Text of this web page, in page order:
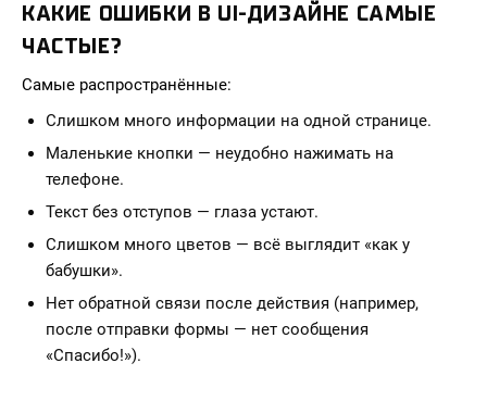
КАКИЕ ОШИБКИ В UI-ДИЗАЙНЕ САМЫЕ
ЧАСТЫЕ?
Самые распространённые:
Слишком много информации на одной странице.
Маленькие кнопки — неудобно нажимать на
телефоне.
Текст без отступов — глаза устают.
Слишком много цветов — всё выглядит «как у
бабушки».
Нет обратной связи после действия (например,
после отправки формы — нет сообщения
«Спасибо!»).